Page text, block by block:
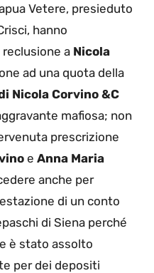
Vetere, presieduto
hanno
a Nicola
ad una quota della
Nicola Corvino &C
mafiosa; non
prescrizione
e Anna Maria
anche per
di un conto
di Siena perché
è stato assolto
per dei depositi